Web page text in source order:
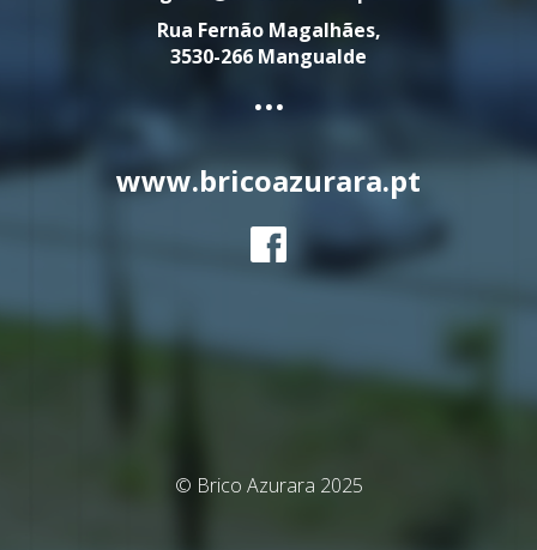
Rua Fernão Magalhães,
3530-266 Mangualde
...
www.bricoazurara.pt
© Brico Azurara 2025